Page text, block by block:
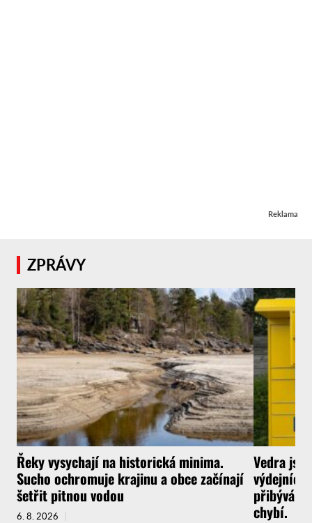
Reklama
ZPRÁVY
Řeky vysychají na historická minima.
Sucho ochromuje krajinu a obce začínají
šetřit pitnou vodou
6. 8. 2026
Vedra
výdejních
přibývá a
chybí.